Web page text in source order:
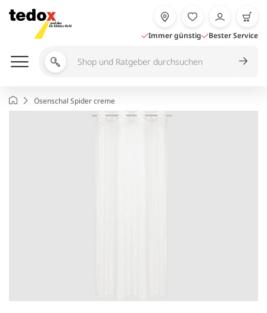
Inhalt
springen
Immer günstig Bester Service
Shop
durchsuchen
StartseiteÖsenschal Spider creme